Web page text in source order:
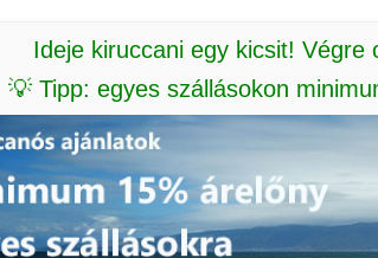
Ideje kiruccani egy kicsit! Végre
💡 Tipp: egyes szállásokon